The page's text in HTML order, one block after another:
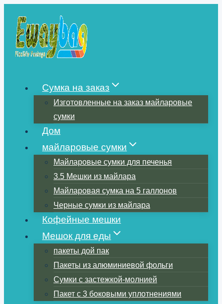
содержимому
Сумка на заказ
Изготовленные на заказ майларовые
сумки
Дом
майларовые сумки
Майларовые сумки для печенья
3.5 Мешки из майлара
Майларовая сумка на 5 галлонов
Черные сумки из майлара
Кофейные мешки
Мешок для еды
пакеты дой пак
Пакеты из алюминиевой фольги
Сумки с застежкой-молнией
Пакет с 3 боковыми уплотнениями